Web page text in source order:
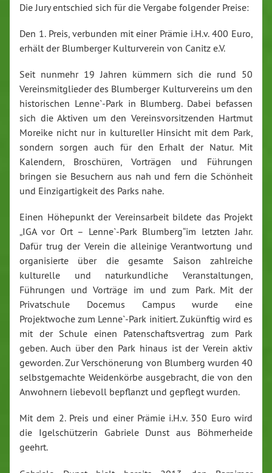
Die Jury entschied sich für die Vergabe folgender Preise:
Den 1. Preis, verbunden mit einer Prämie i.H.v. 400 Euro,
erhält der Blumberger Kulturverein von Canitz e.V.
Seit nunmehr 19 Jahren kümmern sich die rund 50
Vereinsmitglieder des Blumberger Kulturvereins um den
historischen Lenne`-Park in Blumberg. Dabei befassen
sich die Aktiven um den Vereinsvorsitzenden Hartmut
Moreike nicht nur in kultureller Hinsicht mit dem Park,
sondern sorgen auch für den Erhalt der Natur. Mit
Kalendern, Broschüren, Vorträgen und Führungen
bringen sie Besuchern aus nah und fern die Schönheit
und Einzigartigkeit des Parks nahe.
Einen Höhepunkt der Vereinsarbeit bildete das Projekt
„IGA vor Ort – Lenne`-Park Blumberg“im letzten Jahr.
Dafür trug der Verein die alleinige Verantwortung und
organisierte über die gesamte Saison zahlreiche
kulturelle und naturkundliche Veranstaltungen,
Führungen und Vorträge im und zum Park. Mit der
Privatschule Docemus Campus wurde eine
Projektwoche zum Lenne`-Park initiert. Zukünftig wird es
mit der Schule einen Patenschaftsvertrag zum Park
geben. Auch über den Park hinaus ist der Verein aktiv
geworden. Zur Verschönerung von Blumberg wurden 40
selbstgemachte Weidenkörbe ausgebracht, die von den
Anwohnern liebevoll bepflanzt und gepflegt wurden.
Mit dem 2. Preis und einer Prämie i.H.v. 350 Euro wird
die Igelschützerin Gabriele Dunst aus Böhmerheide
geehrt.